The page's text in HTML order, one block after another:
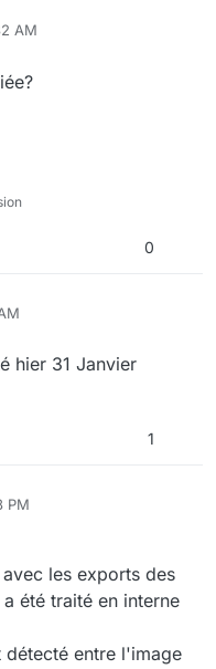
AM
0
hier 31 Janvier
1
PM
les exports des
été traité en interne
entre l'image